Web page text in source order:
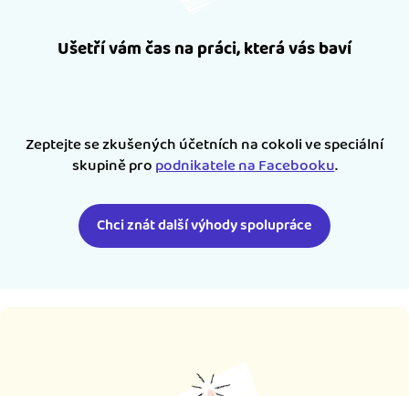
Ušetří vám čas na práci, která vás baví
Zeptejte se zkušených účetních na cokoli ve speciální
skupině propodnikatele na Facebooku.
Chci znát další výhody spolupráce